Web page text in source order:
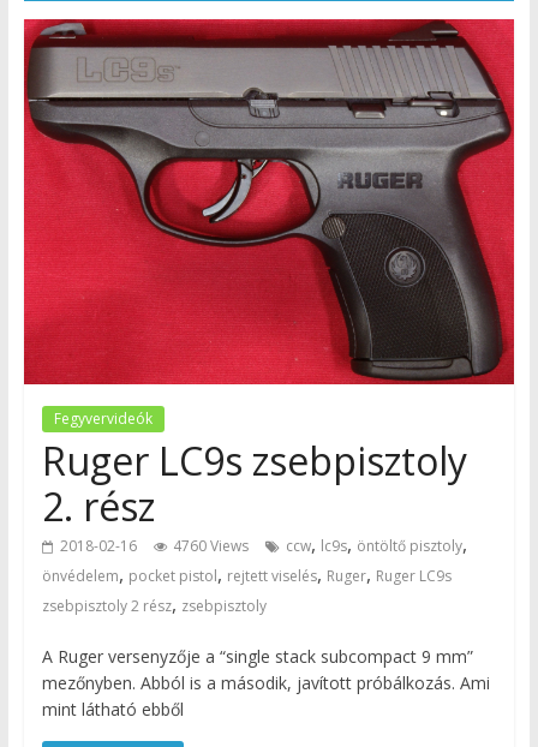
Fegyvervideók
Ruger LC9s zsebpisztoly
2. rész
2018-02-16 4760 Views ccw, lc9s, öntöltő pisztoly,
önvédelem, pocket pistol, rejtett viselés, Ruger, Ruger LC9s
zsebpisztoly 2 rész, zsebpisztoly
A Ruger versenyzője a “single stack subcompact 9 mm”
mezőnyben. Abból is a második, javított próbálkozás. Ami
mint látható ebből